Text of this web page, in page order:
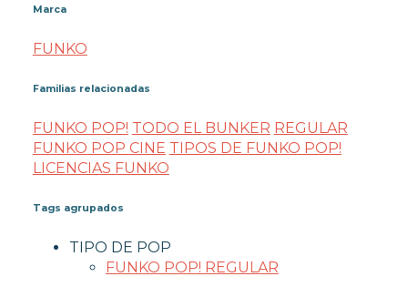
Marca
FUNKO
Familias relacionadas
FUNKO POP! TODO EL BUNKER REGULAR
FUNKO POP CINE TIPOS DE FUNKO POP!
LICENCIAS FUNKO
Tags agrupados
TIPO DE POP
FUNKO POP! REGULAR